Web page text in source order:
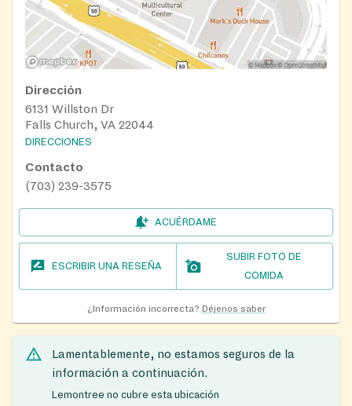
Dirección
6131 Willston Dr
Falls Church, VA 22044
DIRECCIONES
Contacto
(703) 239-3575
ACUÉRDAME
ESCRIBIR UNA RESEÑA
SUBIR FOTO DE
COMIDA
¿Información incorrecta? Déjenos saber
Lamentablemente, no estamos seguros de la
información a continuación.
Lemontree no cubre esta ubicación